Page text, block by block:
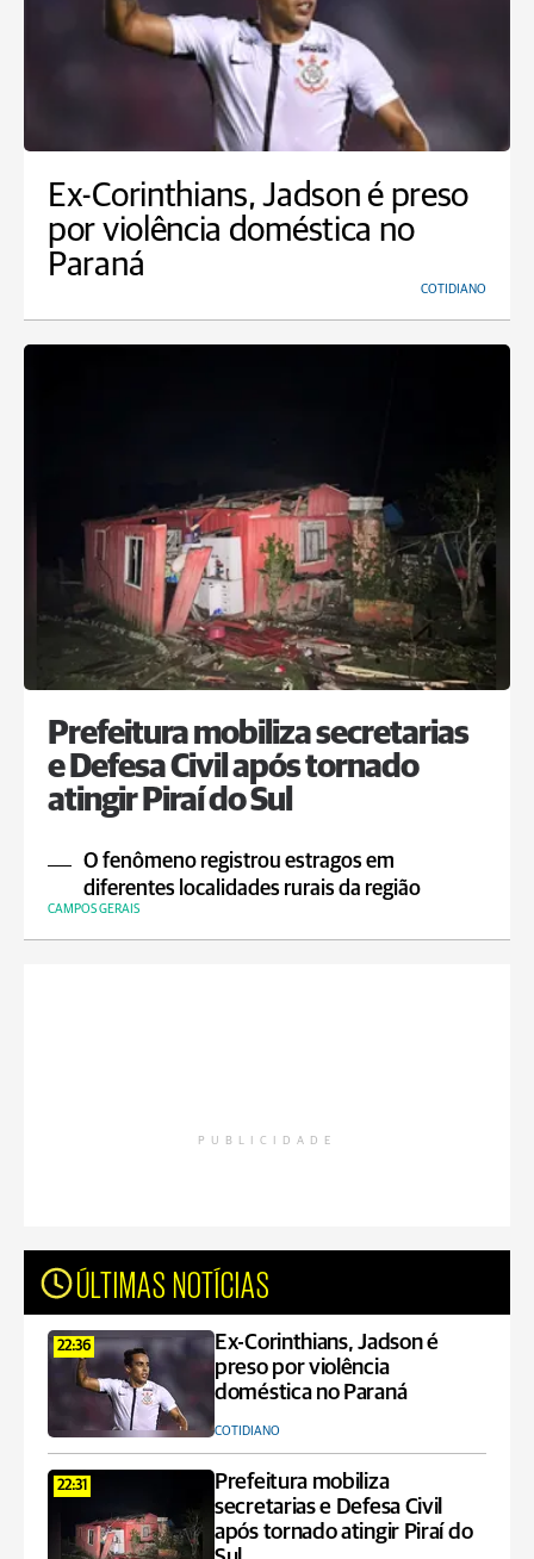
Ex-Corinthians, Jadson é preso
por violência doméstica no
Paraná
COTIDIANO
Prefeitura mobiliza secretarias
e Defesa Civil após tornado
atingir Piraí do Sul
O fenômeno registrou estragos em
diferentes localidades rurais da região
CAMPOS GERAIS
PUBLICIDADE
ÚLTIMAS NOTÍCIAS
22:36
Ex-Corinthians, Jadson é
preso por violência
doméstica no Paraná
COTIDIANO
22:31
Prefeitura mobiliza
secretarias e Defesa Civil
após tornado atingir Piraí do